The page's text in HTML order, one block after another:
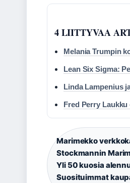
4 LIITTYVAA
Melania Trumpin
Lean Six Sigma:
Linda Lampenius
Fred Perry
Marimekko
Stockmannin
Yli 50 kuosia
Suosituimmat